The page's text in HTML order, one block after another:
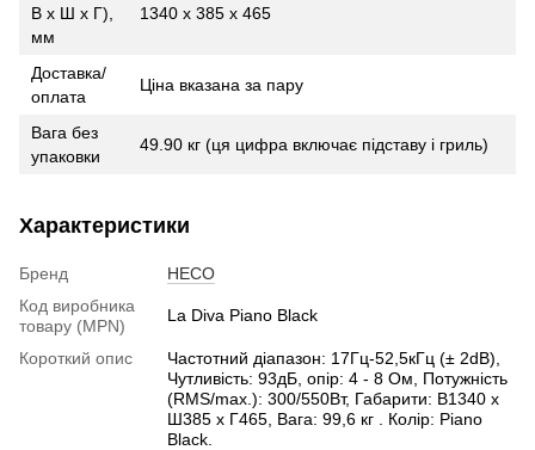
В x Ш x Г),
мм
1340 x 385 x 465
Доставка/
оплата
Ціна вказана за пару
Вага без
упаковки
49.90 кг (ця цифра включає підставу і гриль)
Характеристики
Бренд
HECO
Код виробника
товару (MPN)
La Diva Piano Black
Короткий опис
Частотний діапазон: 17Гц-52,5кГц (± 2dB),
Чутливість: 93дБ, опір: 4 - 8 Ом, Потужність
(RMS/max.): 300/550Вт, Габарити: В1340 x
Ш385 x Г465, Вага: 99,6 кг . Колір: Piano
Black.